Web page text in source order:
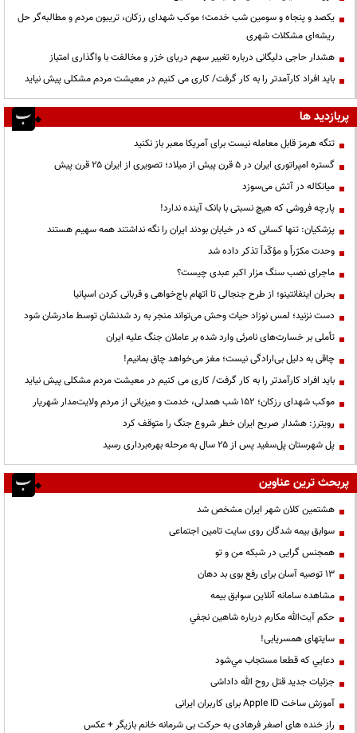
یکصد و پنجاه و سومین شب خدمت؛ موکب شهدای رزکان، تریبون مردم و مطالبه‌گر حل
ریشه‌ای مشکلات شهری
هشدار حاجی دلیگانی درباره تغییر سهم دریای خزر و مخالفت با واگذاری امتیاز
باید افراد کارآمدتر را به کار گرفت/ کاری می کنیم در معیشت مردم مشکلی پیش نیاید
پربازدید ها
تنگه هرمز قابل معامله نیست برای آمریکا معبر باز نکنید
گستره امپراتوری ایران در ۵ قرن پیش از میلاد؛ تصویری از ایران ۲۵ قرن پیش
میانکاله در آتش می‌سوزد
پارچه فروشی که هیچ نسبتی با بانک آینده ندارد!
پزشکیان: تنها کسانی که در خیابان بودند ایران را نگه نداشتند همه سهیم هستند
وحدت مکرّراً و مؤکّداً تذکر داده شد
ماجرای نصب سنگ مزار اکبر عبدی چیست؟
بحران اینفانتینو؛ از طرح جنجالی تا اتهام باج‌خواهی و قربانی کردن اسپانیا
دست نزنید؛ لمس نوزاد حیات وحش می‌تواند منجر به رد شدنشان توسط مادرشان شود
تأملی بر خسارت‌های نامرئی وارد شده بر عاملان جنگ علیه ایران
چاقی به دلیل بی‌ارادگی نیست؛ مغز می‌خواهد چاق بمانیم!
باید افراد کارآمدتر را به کار گرفت/ کاری می کنیم در معیشت مردم مشکلی پیش نیاید
موکب شهدای رزکان؛ ۱۵۲ شب همدلی، خدمت و میزبانی از مردم ولایت‌مدار شهریار
رویترز: هشدار صریح ایران خطر شروع جنگ را متوقف کرد
پل شهرستان پل‌سفید پس از ۲۵ سال به مرحله بهره‌برداری رسید
پربحث ترین عناوین
هشتمین کلان شهر ایران مشخص شد
سوابق بیمه شدگان روی سایت تامین اجتماعی
همجنس گرایی در شبکه من و تو
13 توصیه آسان برای رفع بوی بد دهان
مشاهده سامانه آنلاين سوابق بیمه
حكم آيت‌الله مكارم درباره شاهين نجفي
سایتهای همسریابی!
دعايي كه قطعا مستجاب مي‌شود
جزئیات جدید قتل روح الله داداشی
آموزش ساخت Apple ID برای کاربران ایرانی
راز خنده های اصغر فرهادی به حرکت بی شرمانه خانم بازیگر + عکس